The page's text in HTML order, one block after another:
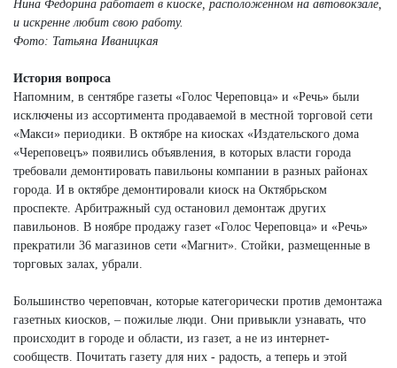
Нина Федорина работает в киоске, расположенном на автовокзале,
и искренне любит свою работу.
Фото: Татьяна Иваницкая
История вопроса
Напомним, в сентябре газеты «Голос Череповца» и «Речь» были
исключены из ассортимента продаваемой в местной торговой сети
«Макси» периодики. В октябре на киосках «Издательского дома
«Череповецъ» появились объявления, в которых власти города
требовали демонтировать павильоны компании в разных районах
города. И в октябре демонтировали киоск на Октябрьском
проспекте. Арбитражный суд остановил демонтаж других
павильонов. В ноябре продажу газет «Голос Череповца» и «Речь»
прекратили 36 магазинов сети «Магнит». Стойки, размещенные в
торговых залах, убрали.
Большинство череповчан, которые категорически против демонтажа
газетных киосков, – пожилые люди. Они привыкли узнавать, что
происходит в городе и области, из газет, а не из интернет-
сообществ. Почитать газету для них - радость, а теперь и этой